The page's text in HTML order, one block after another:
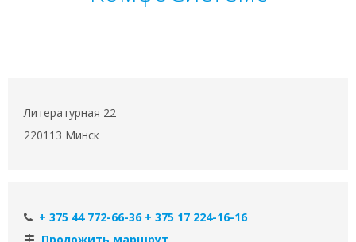
Литературная 22
220113 Минск
+ 375 44 772-66-36 + 375 17 224-16-16